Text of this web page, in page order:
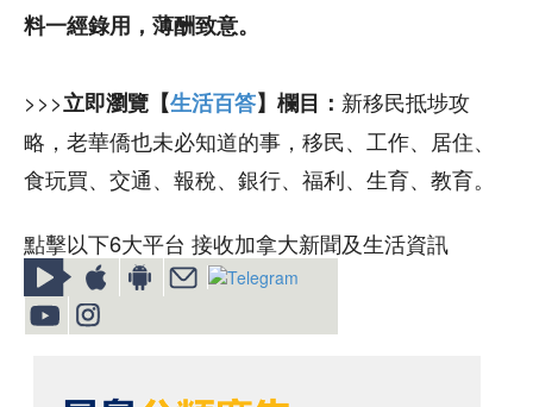
料一經錄用，薄酬致意。
>>>立即瀏覽【生活百答】欄目： 新移民抵埗攻
略，老華僑也未必知道的事，移民、工作、居住、
食玩買、交通、報稅、銀行、福利、生育、教育。
點擊以下6大平台 接收加拿大新聞及生活資訊